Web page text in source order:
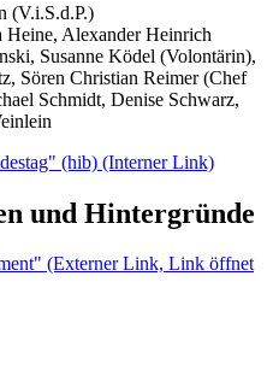
(V.i.S.d.P.)
Heine, Alexander Heinrich
Susanne Ködel (Volontärin),
Sören Christian Reimer (Chef
Schmidt, Denise Schwarz,
(hib) (Interner Link)
und Hintergründe
(Externer Link, Link öffnet